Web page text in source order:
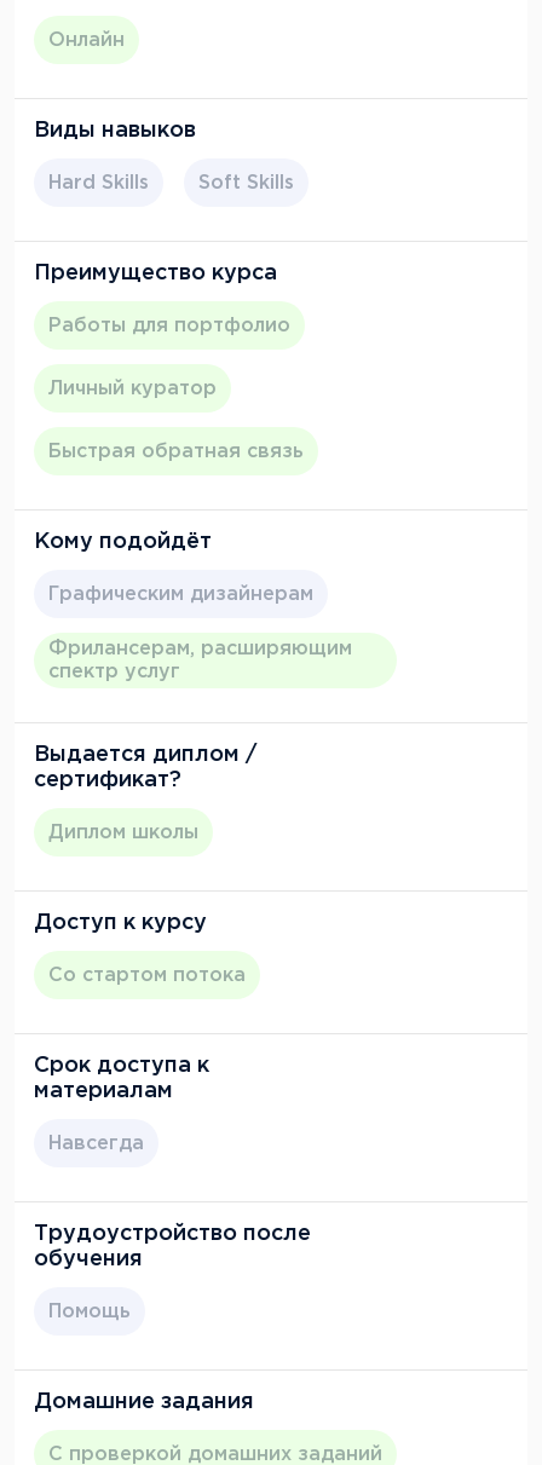
Онлайн
Виды навыков
Hard Skills Soft Skills
Преимущество курса
Работы для портфолио
Личный куратор
Быстрая обратная связь
Кому подойдёт
Графическим дизайнерам
Фрилансерам, расширяющим
спектр услуг
Выдается диплом /
сертификат?
Диплом школы
Доступ к курсу
Со стартом потока
Срок доступа к
материалам
Навсегда
Трудоустройство после
обучения
Помощь
Домашние задания
С проверкой домашних заданий